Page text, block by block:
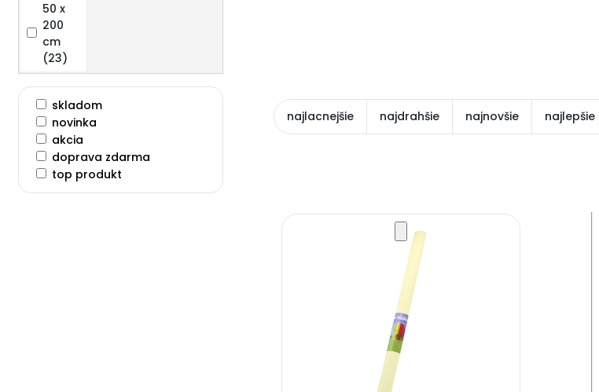
50 x
200
cm
(23)
skladom
novinka
akcia
doprava zdarma
top produkt
najlacnejšie najdrahšie najnovšie